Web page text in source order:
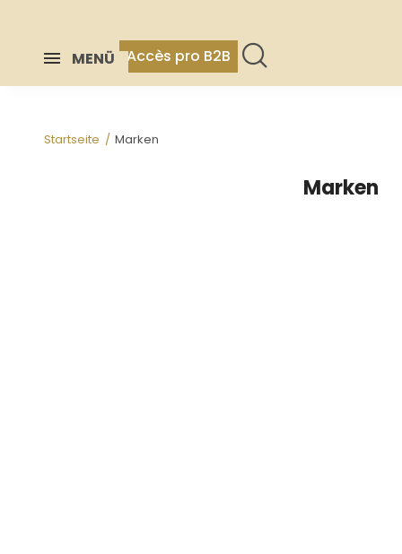
MENÜ Accès pro B2B
Startseite Marken
Marken